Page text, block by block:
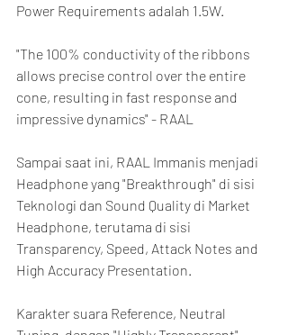
Power Requirements adalah 1.5W.
"The 100% conductivity of the ribbons
allows precise control over the entire
cone, resulting in fast response and
impressive dynamics" - RAAL
Sampai saat ini, RAAL Immanis menjadi
Headphone yang "Breakthrough" di sisi
Teknologi dan Sound Quality di Market
Headphone, terutama di sisi
Transparency, Speed, Attack Notes and
High Accuracy Presentation.
Karakter suara Reference, Neutral